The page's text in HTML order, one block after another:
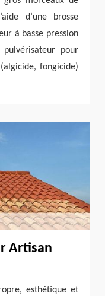
d’une brosse
à basse pression
pour
fongicide)
Artisan
esthétique et